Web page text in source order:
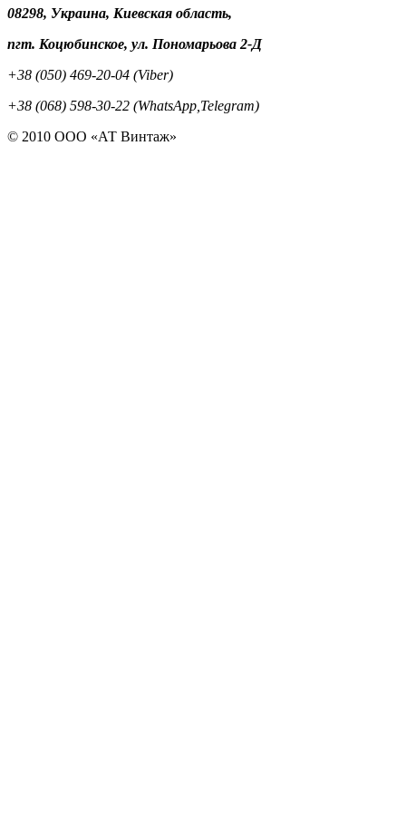
08298, Украина, Киевская область,
пгт. Коцюбинское, ул. Пономарьова 2-Д
+38 (050) 469-20-04 (Viber)
+38 (068) 598-30-22 (WhatsApp,Telegram)
© 2010 ООО «АТ Винтаж»